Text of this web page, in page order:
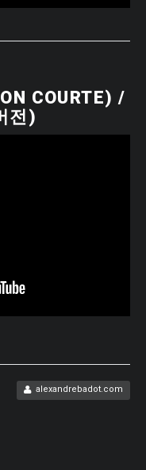
COURTE) /
전)
alexandrebadot.com